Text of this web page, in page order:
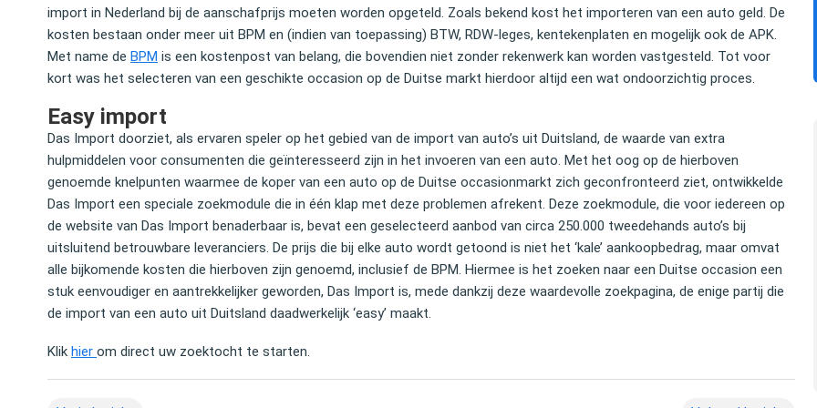
import in Nederland bij de aanschafprijs moeten worden opgeteld. Zoals bekend kost het importeren van een auto geld. De
kosten bestaan onder meer uit BPM en (indien van toepassing) BTW, RDW-leges, kentekenplaten en mogelijk ook de APK.
Met name de BPM is een kostenpost van belang, die bovendien niet zonder rekenwerk kan worden vastgesteld. Tot voor
kort was het selecteren van een geschikte occasion op de Duitse markt hierdoor altijd een wat ondoorzichtig proces.
Easy import
Das Import doorziet, als ervaren speler op het gebied van de import van auto’s uit Duitsland, de waarde van extra
hulpmiddelen voor consumenten die geïnteresseerd zijn in het invoeren van een auto. Met het oog op de hierboven
genoemde knelpunten waarmee de koper van een auto op de Duitse occasionmarkt zich geconfronteerd ziet, ontwikkelde
Das Import een speciale zoekmodule die in één klap met deze problemen afrekent. Deze zoekmodule, die voor iedereen op
de website van Das Import benaderbaar is, bevat een geselecteerd aanbod van circa 250.000 tweedehands auto’s bij
uitsluitend betrouwbare leveranciers. De prijs die bij elke auto wordt getoond is niet het ‘kale’ aankoopbedrag, maar omvat
alle bijkomende kosten die hierboven zijn genoemd, inclusief de BPM. Hiermee is het zoeken naar een Duitse occasion een
stuk eenvoudiger en aantrekkelijker geworden, Das Import is, mede dankzij deze waardevolle zoekpagina, de enige partij die
de import van een auto uit Duitsland daadwerkelijk ‘easy’ maakt.
Klik hier om direct uw zoektocht te starten.
en uitstekend, tegen een hele
netjes geregeld, hassle free, geen
heel betrouwbaar.
@ Greenberg
Vanwege het astronomische bedrag dat ik kon
besparen was de keuze voor het importeren van
mijn Audi Q7 vrij snel gemaakt. Ik zou dit iedereen
kunnen aanraden.
Lex Douze
U hebt mij uitstekend geholpen. Uw degelijke
inspanning bewijst dat je deskundige hulp en
bijstand nodig hebt om met een auto over de
te komen.